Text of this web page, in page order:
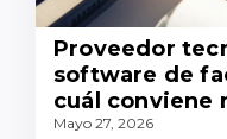
Proveedor
software de
cuál conviene
Mayo 27, 2026